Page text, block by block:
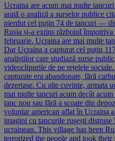
Ucraina are acum mai multe
arată o analiză a surselor publice
pierdut cel puțin 74 de tancuri —
Rusia și-a extins războiul împotriva
februarie. Ucraina are mai multe
Dar Ucraina a capturat cel puțin
analiștilor care studiază surse
videoclipurile de pe rețelele
capturate era abandonate, fără
dezertase. Cu alte cuvinte, armata
mai multe tancuri acum decât
tanc nou sau fără a scoate din
voluntar american aflat în Ucraina
imagini cu tancurile rusești
ucrainean. This village has been
terrorized the people and took